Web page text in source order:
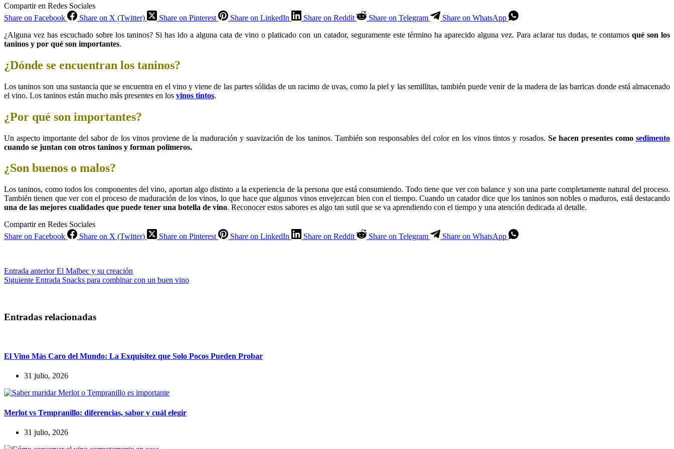
Compartir en Redes Sociales
Share on Facebook
Share on X (Twitter) Share on Pinterest Share on LinkedIn Share on Reddit Share on Telegram
Share on WhatsApp
¿Alguna vez has escuchado sobre los taninos? Si has ido a alguna cata de vino o platicado con un catador, seguramente este término ha aparecido alguna vez. Para aclarar tus dudas, te contamos qué son los
taninos y por qué son importantes.
¿Dónde se encuentran los taninos?
Los taninos son una sustancia que se encuentra en el vino y viene de las partes sólidas de un racimo de uvas, como la piel y las semillitas, también puede venir de la madera de las barricas donde está almacenado
el vino. Los taninos están mucho más presentes en los vinos tintos.
¿Por qué son importantes?
Un aspecto importante del sabor de los vinos proviene de la maduración y suavización de los taninos. También son responsables del color en los vinos tintos y rosados. Se hacen presentes como sedimento
cuando se juntan con otros taninos y forman polímeros.
¿Son buenos o malos?
Los taninos, como todos los componentes del vino, aportan algo distinto a la experiencia de la persona que está consumiendo. Todo tiene que ver con balance y son una parte completamente natural del proceso.
También tienen que ver con el proceso de maduración de los vinos, lo que hace que algunos vinos envejezcan bien con el tiempo. Cuando un catador dice que los taninos son nobles o maduros, está destacando
una de las mejores cualidades que puede tener una botella de vino. Reconocer estos sabores es algo tan sutil que se va aprendiendo con el tiempo y una atención dedicada al detalle.
Compartir en Redes Sociales
Share on Facebook
Share on X (Twitter) Share on Pinterest Share on LinkedIn Share on Reddit Share on Telegram Share on WhatsApp
Entrada anteriorEl Malbec y su creación
Siguiente Entrada Snacks para combinar con un buen vino
Entradas relacionadas
El Vino Más Caro del Mundo: La Exquisitez que Solo Pocos Pueden Probar
31 julio, 2026
Merlot vs Tempranillo: diferencias, sabor y cuál elegir
31 julio, 2026